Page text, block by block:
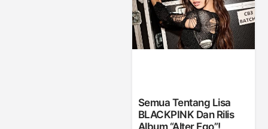
Semua Tentang Lisa
BLACKPINK Dan Rilis
Album “Alter Ego”!